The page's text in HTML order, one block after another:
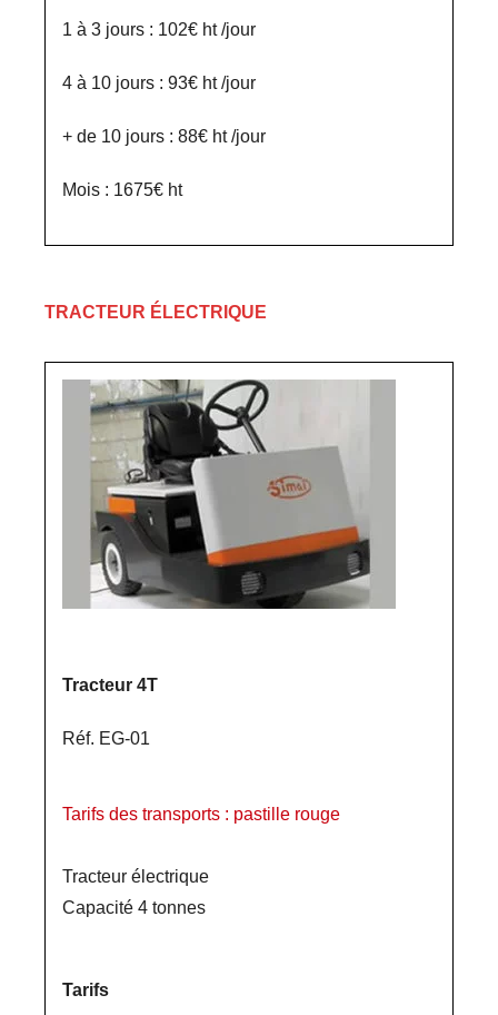
1 à 3 jours : 102€ ht /jour
4 à 10 jours : 93€ ht /jour
+ de 10 jours : 88€ ht /jour
Mois : 1675€ ht
TRACTEUR ÉLECTRIQUE
Tracteur 4T
Réf. EG-01
Tarifs des transports : pastille rouge
Tracteur électrique
Capacité 4 tonnes
Tarifs